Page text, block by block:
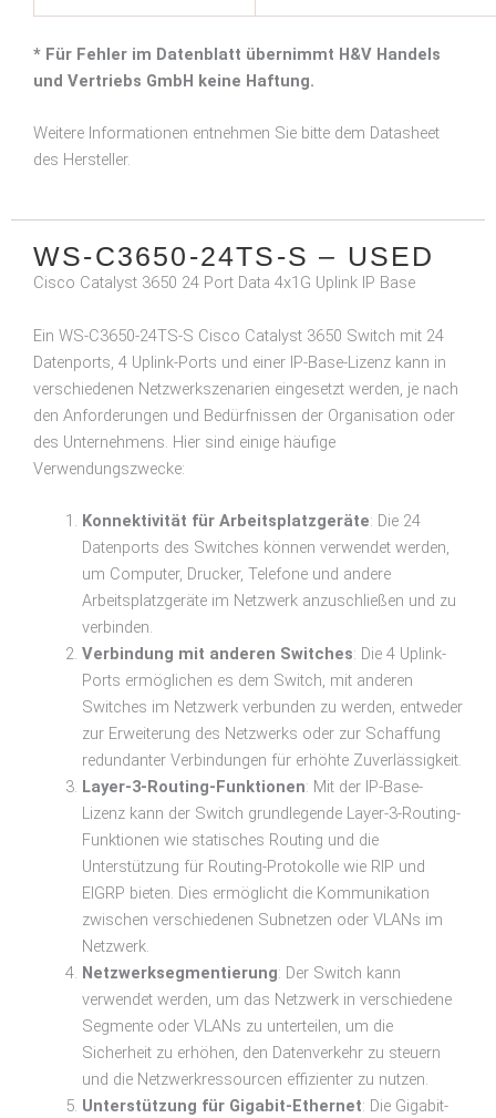
* Für Fehler im Datenblatt übernimmt H&V Handels
und Vertriebs GmbH keine Haftung.
Weitere Informationen entnehmen Sie bitte dem Datasheet
des Hersteller.
WS-C3650-24TS-S – USED
Cisco Catalyst 3650 24 Port Data 4x1G Uplink IP Base
Ein WS-C3650-24TS-S Cisco Catalyst 3650 Switch mit 24
Datenports, 4 Uplink-Ports und einer IP-Base-Lizenz kann in
verschiedenen Netzwerkszenarien eingesetzt werden, je nach
den Anforderungen und Bedürfnissen der Organisation oder
des Unternehmens. Hier sind einige häufige
Verwendungszwecke:
Konnektivität für Arbeitsplatzgeräte: Die 24
Datenports des Switches können verwendet werden,
um Computer, Drucker, Telefone und andere
Arbeitsplatzgeräte im Netzwerk anzuschließen und zu
verbinden.
Verbindung mit anderen Switches: Die 4 Uplink-
Ports ermöglichen es dem Switch, mit anderen
Switches im Netzwerk verbunden zu werden, entweder
zur Erweiterung des Netzwerks oder zur Schaffung
redundanter Verbindungen für erhöhte Zuverlässigkeit.
Layer-3-Routing-Funktionen: Mit der IP-Base-
Lizenz kann der Switch grundlegende Layer-3-Routing-
Funktionen wie statisches Routing und die
Unterstützung für Routing-Protokolle wie RIP und
EIGRP bieten. Dies ermöglicht die Kommunikation
zwischen verschiedenen Subnetzen oder VLANs im
Netzwerk.
Netzwerksegmentierung: Der Switch kann
verwendet werden, um das Netzwerk in verschiedene
Segmente oder VLANs zu unterteilen, um die
Sicherheit zu erhöhen, den Datenverkehr zu steuern
und die Netzwerkressourcen effizienter zu nutzen.
Unterstützung für Gigabit-Ethernet: Die Gigabit-